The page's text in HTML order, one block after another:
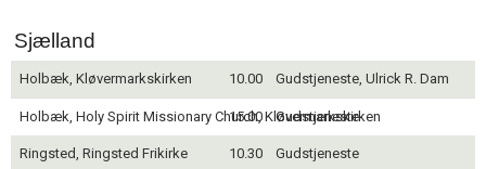
Sjælland
Holbæk, Kløvermarkskirken 10.00 Gudstjeneste, Ulrick R. Dam
Holbæk, Holy Spirit Missionary Church, Kløvermarkskirken
15.00 Gudstjeneste
Ringsted, Ringsted Frikirke 10.30 Gudstjeneste